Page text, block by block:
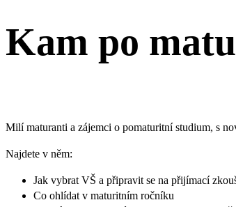
Kam po
Milí maturanti a zájemci o pomaturitní studium, s
Najdete v něm:
Jak vybrat VŠ a připravit se na přijímací
Co ohlídat v maturitním ročníku